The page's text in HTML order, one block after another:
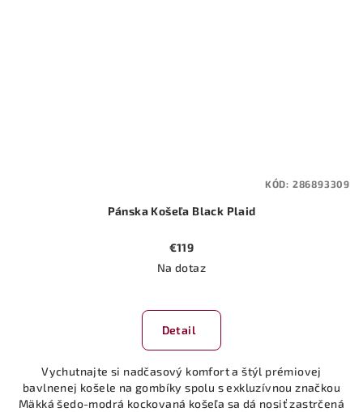
Pánska Košeľa Black Plaid
€119
Na dotaz
Detail
Vychutnajte si nadčasový komfort a štýl prémiovej
bavlnenej košele na gombíky spolu s exkluzívnou značkou
Mäkká šedo-modrá kockovaná košeľa sa dá nosiť zastrčená
KÓD: 286893309